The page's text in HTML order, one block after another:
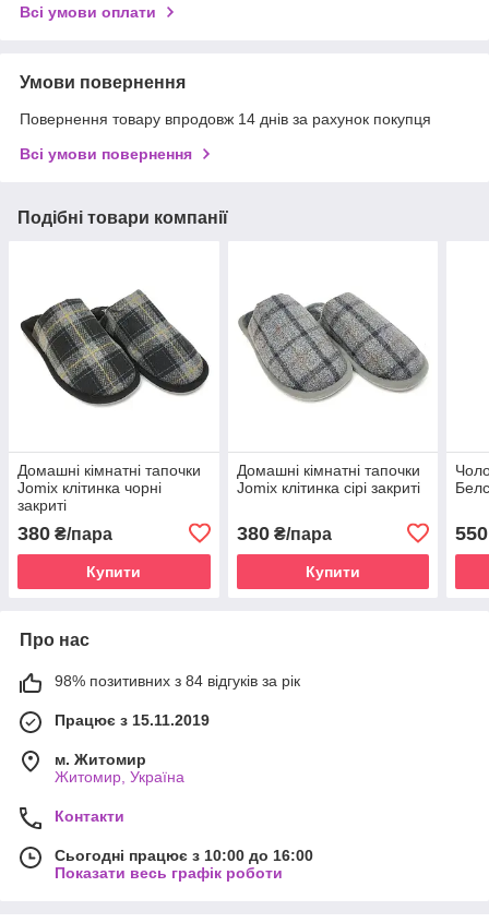
Всі умови оплати
Умови повернення
Повернення товару впродовж 14 днів за рахунок покупця
Всі умови повернення
Подібні товари компанії
Домашні кімнатні тапочки
Jomix клітинка чорні
закриті
380 ₴/пара
Купити
Домашні кімнатні тапочки
Jomix клітинка сірі закриті
380₴/пара
Купити
550
Про нас
98% позитивних з 84 відгуків за рік
Працює з 15.11.2019
м. Житомир
Житомир, Україна
Контакти
Сьогодні працює з 10:00 до 16:00
Показати весь графік роботи